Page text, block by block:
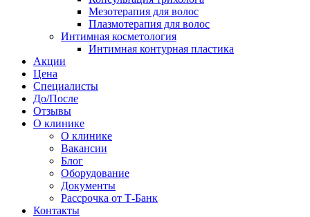
Мезотерапия для волос
Плазмотерапия для волос
Интимная косметология
Интимная контурная пластика
Акции
Цена
Специалисты
До/После
Отзывы
О клинике
О клинике
Вакансии
Блог
Оборудование
Документы
Рассрочка от Т-Банк
Контакты